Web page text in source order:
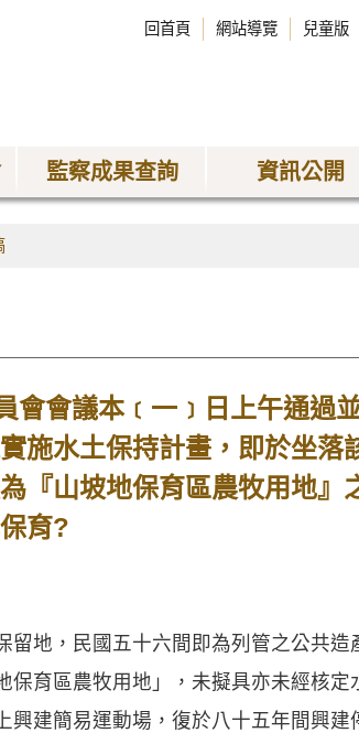
回首頁 網站導覽 兒童版
監察成果查詢 資訊公開
會議本﹝一﹞日上午通過並
施水土保持計畫，即於坐落
『山坡地保育區農牧用地』
育?
地，民國五十六間即為列管之公共造
保育區農牧用地」，未擬具亦未經核定
興建簡易運動場，復於八十五年間興建